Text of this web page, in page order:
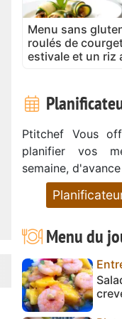
Menu sans
roulés de
estivale et un riz
Ptitchef Vous
planifier vos
semaine,
Menu du